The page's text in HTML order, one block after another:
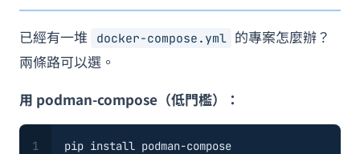
已經有一堆 docker-compose.yml 的專案怎麼辦？
兩條路可以選。
用 podman-compose（低門檻）：
1
pip install podman-compose